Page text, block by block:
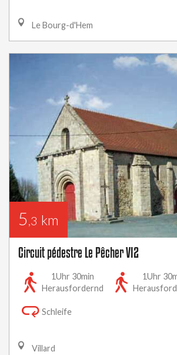
Le Bourg-d'Hem
5,3 km
Circuit pédestre Le Pêcher VI2
1Uhr 30min
Herausfordernd
1Uhr
Schleife
Villard